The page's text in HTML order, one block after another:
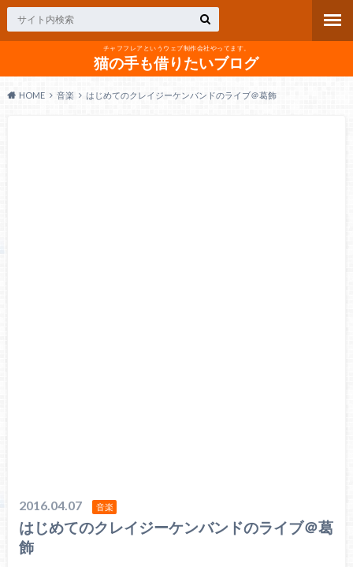
チャフフレアというウェブ制作会社やってます。
猫の手も借りたいブログ
HOME 音楽 はじめてのクレイジーケンバンドのライブ＠葛飾
2016.04.07 音楽
はじめてのクレイジーケンバンドのライブ＠葛
飾